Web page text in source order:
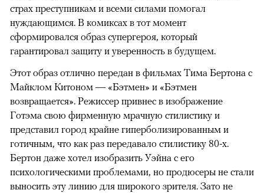
страх преступникам и всеми силами помогал
нуждающимся. В комиксах в тот момент
сформировался образ супергероя, который
гарантировал защиту и уверенность в будущем.
Этот образ отлично передан в фильмах Тима Бертона с
Майклом Китоном — «Бэтмен» и «Бэтмен
возвращается». Режиссер привнес в изображение
Готэма свою фирменную мрачную стилистику и
представил город крайне гиперболизированным и
готичным, что как раз передавало стилистику 80-х.
Бертон даже хотел изобразить Уэйна с его
психологическими проблемами, но продюсеры не стали
выносить эту линию для широкого зрителя. Зато не